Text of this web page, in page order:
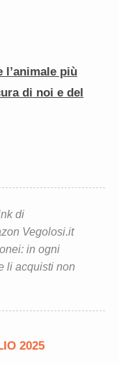
l’animale più
di noi e del
di
Vegolosi.it
in ogni
li acquisti non
2025